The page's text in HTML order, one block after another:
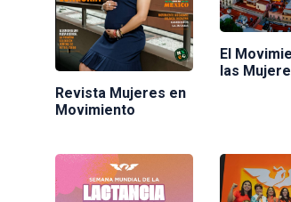
Revista Mujeres en
Movimiento
El
las